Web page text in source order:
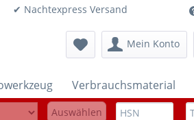
✔ Nachtexpress Versand
Mein Konto
Verbrauchsmaterial
Auswählen